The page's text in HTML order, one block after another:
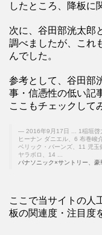
したところ、降板に
次に、谷田部洸太郎
調べましたが、これ
んでした。
参考として、谷田部
事・信憑性の低い記
ここもチェックして
2016年9月17日 ... 1稲垣啓
ヒーナン ダニエル、6 布巻峻
ベリック・バーンズ、11 児玉
ヤラボロ、14 ...
パナソニック×サントリー、
ここで当サイトの人
板の関連度・注目度